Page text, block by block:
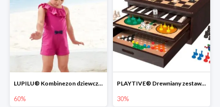
LUPILU® Kombinezon dziewczęcy z bawełny
60%
PLAYTIVE® Drewniany zestaw gier 10 w 1
30%